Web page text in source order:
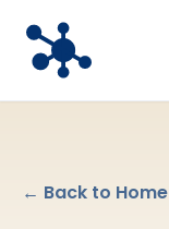
← Back to Home